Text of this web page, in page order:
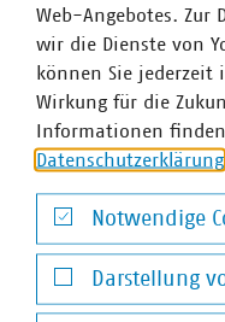
ausschließlich
Die resiliente
sind vielmehr
deutlicher
Hessen bewältigt
kommunale
Web-Angebotes. Zur
wir die Dienste von
können Sie jederzeit
Wirkung für die
Informationen
Datenschutzerklärung
Notwendige
Notwendige
Darstellung
Darstellung von